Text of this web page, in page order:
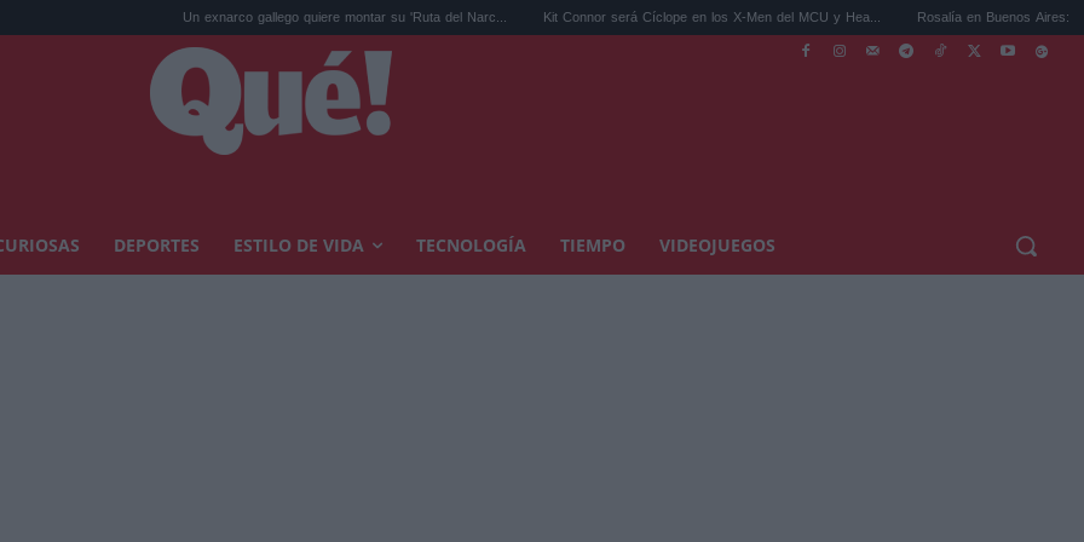
Un exnarco gallego quiere montar su 'Ruta del Narc... Kit Connor será Cíclope en los X-Men del MCU y Hea... Rosalía en Buenos Aires: detiene el tráfico y
DEPORTES ESTILO DE VIDA TECNOLOGÍA TIEMPO VIDEOJUEGOS